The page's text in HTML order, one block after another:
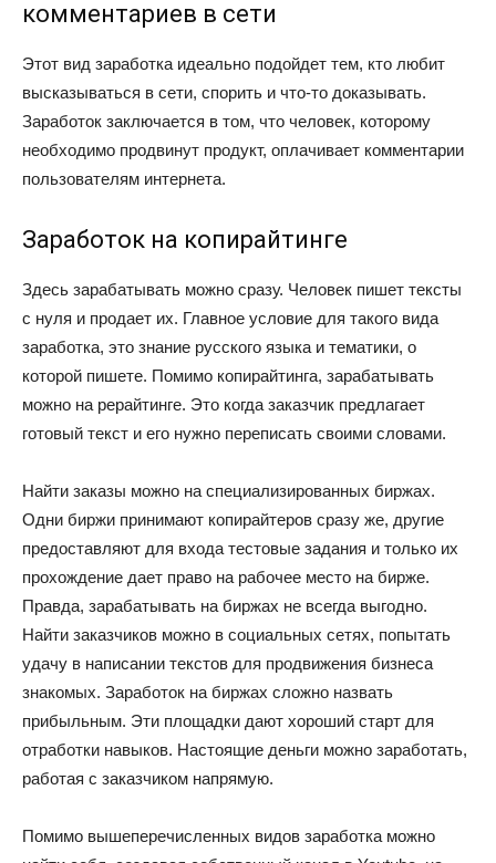
комментариев в сети
Этот вид заработка идеально подойдет тем, кто любит
высказываться в сети, спорить и что-то доказывать.
Заработок заключается в том, что человек, которому
необходимо продвинут продукт, оплачивает комментарии
пользователям интернета.
Заработок на копирайтинге
Здесь зарабатывать можно сразу. Человек пишет тексты
с нуля и продает их. Главное условие для такого вида
заработка, это знание русского языка и тематики, о
которой пишете. Помимо копирайтинга, зарабатывать
можно на рерайтинге. Это когда заказчик предлагает
готовый текст и его нужно переписать своими словами.
Найти заказы можно на специализированных биржах.
Одни биржи принимают копирайтеров сразу же, другие
предоставляют для входа тестовые задания и только их
прохождение дает право на рабочее место на бирже.
Правда, зарабатывать на биржах не всегда выгодно.
Найти заказчиков можно в социальных сетях, попытать
удачу в написании текстов для продвижения бизнеса
знакомых. Заработок на биржах сложно назвать
прибыльным. Эти площадки дают хороший старт для
отработки навыков. Настоящие деньги можно заработать,
работая с заказчиком напрямую.
Помимо вышеперечисленных видов заработка можно